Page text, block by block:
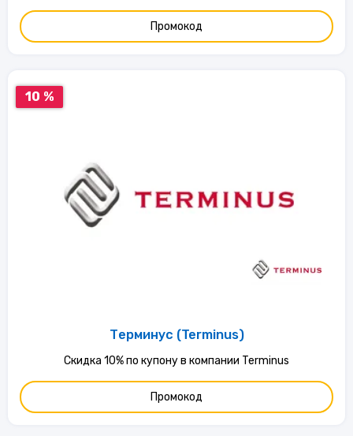
Промокод
10 %
Терминус (Terminus)
Скидка 10% по купону в компании Terminus
Промокод